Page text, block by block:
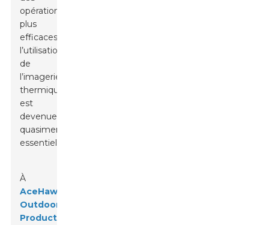
opérations
plus
efficaces,
l’utilisation
de
l’imagerie
thermique
est
devenue
quasiment
essentielle.
À
AceHawky
Outdoor
Products